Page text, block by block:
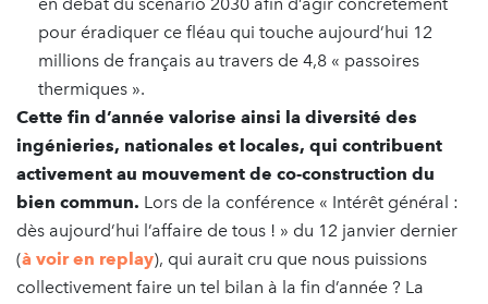
pour éradiquer ce fléau qui touche aujourd’hui 12
millions de français au travers de 4,8 « passoires
thermiques ».
Cette fin d’année valorise ainsi la diversité des
ingénieries, nationales et locales, qui contribuent
activement au mouvement de co-construction du
bien commun. Lors de la conférence « Intérêt général :
dès aujourd’hui l’affaire de tous ! » du 12 janvier dernier
(à voir en replay), qui aurait cru que nous puissions
collectivement faire un tel bilan à la fin d’année ? La